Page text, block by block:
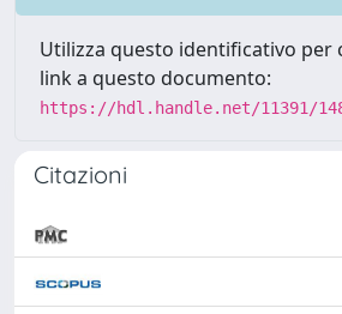
Utilizza questo identificativo per
link a questo documento:
https://hdl.handle.net/11391/
Citazioni